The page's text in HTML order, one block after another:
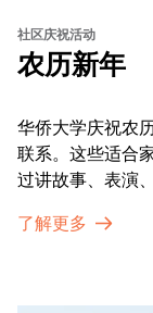
社区庆祝活动
农历新年
华侨大学庆祝农
联系。这些适合
过讲故事、表演
通过亲身参与和
了解更多